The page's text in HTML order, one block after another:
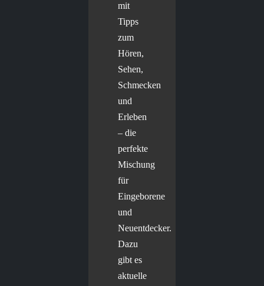
mit
Tipps
zum
Hören,
Sehen,
Schmecken
und
Erleben
– die
perfekte
Mischung
für
Eingeborene
und
Neuentdecker.
Dazu
gibt es
aktuelle